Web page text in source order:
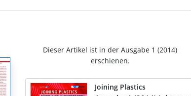
Dieser Artikel ist in der Ausgabe 1 (2014)
erschienen.
Joining Plastics